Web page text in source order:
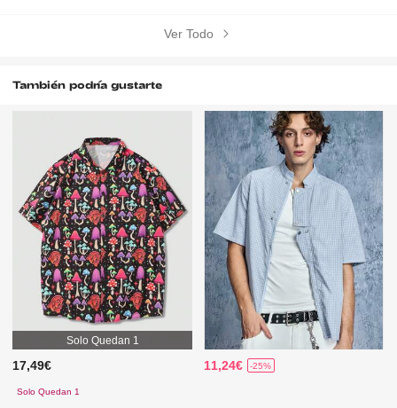
Ver Todo
También podría gustarte
Solo Quedan 1
17,49€
Solo Quedan 1
11,24€ -25%